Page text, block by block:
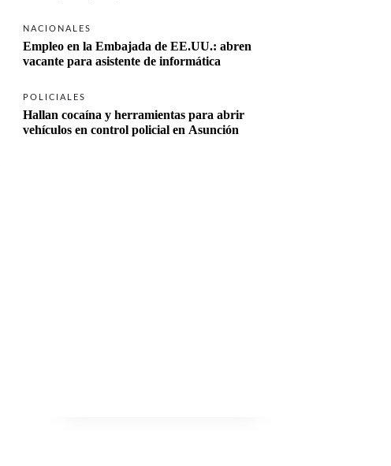
NACIONALES
Empleo en la Embajada de EE.UU.: abren
vacante para asistente de informática
POLICIALES
Hallan cocaína y herramientas para abrir
vehículos en control policial en Asunción